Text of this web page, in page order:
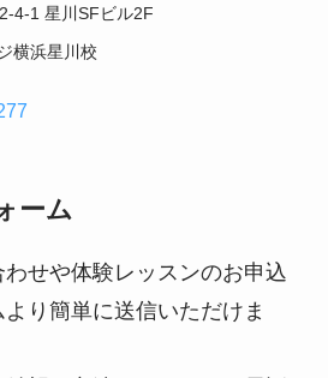
4-1 星川SFビル2F
横浜星川校
ーム
せや体験レッスンのお申込
り簡単に送信いただけま